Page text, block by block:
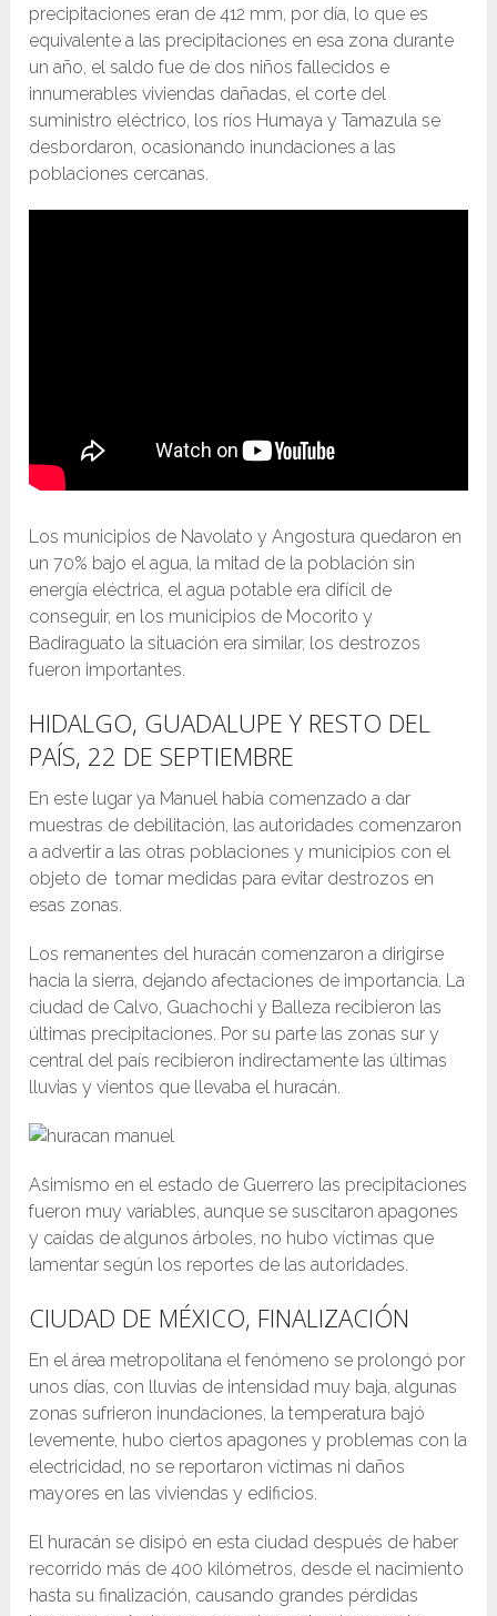
precipitaciones eran de 412 mm, por día, lo que es
equivalente a las precipitaciones en esa zona durante
un año, el saldo fue de dos niños fallecidos e
innumerables viviendas dañadas, el corte del
suministro eléctrico, los ríos Humaya y Tamazula se
desbordaron, ocasionando inundaciones a las
poblaciones cercanas.
Los municipios de Navolato y Angostura quedaron en
un 70% bajo el agua, la mitad de la población sin
energía eléctrica, el agua potable era difícil de
conseguir, en los municipios de Mocorito y
Badiraguato la situación era similar, los destrozos
fueron importantes.
HIDALGO, GUADALUPE Y RESTO DEL
PAÍS, 22 DE SEPTIEMBRE
En este lugar ya Manuel había comenzado a dar
muestras de debilitación, las autoridades comenzaron
a advertir a las otras poblaciones y municipios con el
objeto de tomar medidas para evitar destrozos en
esas zonas.
Los remanentes del huracán comenzaron a dirigirse
hacia la sierra, dejando afectaciones de importancia. La
ciudad de Calvo, Guachochi y Balleza recibieron las
últimas precipitaciones. Por su parte las zonas sur y
central del país recibieron indirectamente las últimas
lluvias y vientos que llevaba el huracán.
Asimismo en el estado de Guerrero las precipitaciones
fueron muy variables, aunque se suscitaron apagones
y caídas de algunos árboles, no hubo víctimas que
lamentar según los reportes de las autoridades.
CIUDAD DE MÉXICO, FINALIZACIÓN
En el área metropolitana el fenómeno se prolongó por
unos días, con lluvias de intensidad muy baja, algunas
zonas sufrieron inundaciones, la temperatura bajó
levemente, hubo ciertos apagones y problemas con la
electricidad, no se reportaron víctimas ni daños
mayores en las viviendas y edificios.
El huracán se disipó en esta ciudad después de haber
recorrido más de 400 kilómetros, desde el nacimiento
hasta su finalización, causando grandes pérdidas